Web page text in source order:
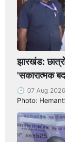
झारखंड:
'सकारात्मक
07 Aug
Photo: